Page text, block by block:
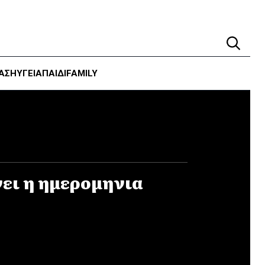
ΥΓΕΊΑΠΑΙΔΙFAMILY
η ημερομηνια